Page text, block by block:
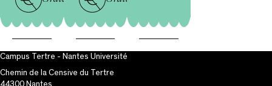
Campus Tertre - Nantes Université
Chemin de la Censive du Tertre
44300 Nantes